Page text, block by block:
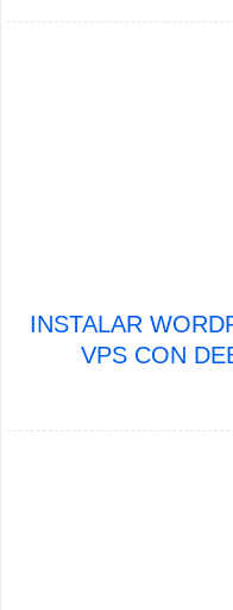
INSTALAR
VPS CON